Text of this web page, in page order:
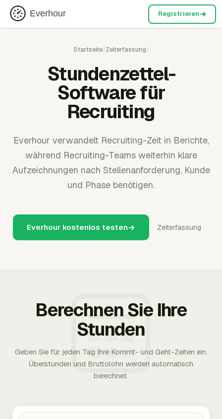
Everhour Registrieren
Startseite/Zeiterfassung/
Stundenzettel-
Software für
Recruiting
Everhour verwandelt Recruiting-Zeit in Berichte,
während Recruiting-Teams weiterhin klare
Aufzeichnungen nach Stellenanforderung, Kunde
und Phase benötigen.
Everhour kostenlos testen Zeiterfassung
Berechnen Sie Ihre
Stunden
Geben Sie für jeden Tag Ihre Kommt- und Geht-Zeiten ein.
Überstunden und Bruttolohn werden automatisch
berechnet.